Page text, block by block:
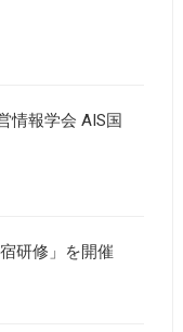
情報学会 AIS国
研修」を開催